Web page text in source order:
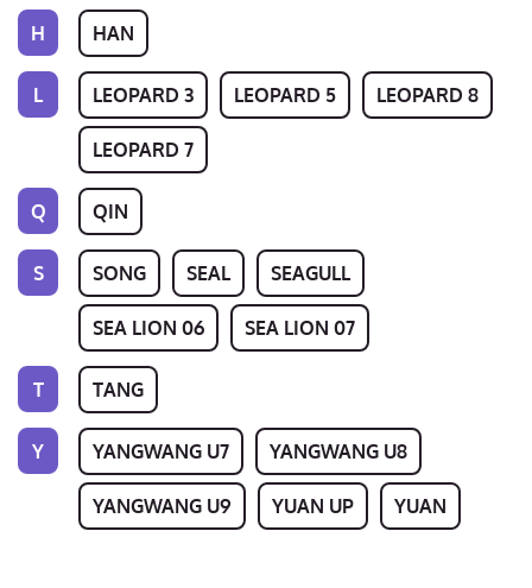
H HAN
L LEOPARD 3 LEOPARD 5 LEOPARD 8
LEOPARD 7
Q QIN
S SONG SEAL SEAGULL
SEA LION 06 SEA LION 07
T TANG
Y YANGWANG U7 YANGWANG U8
YANGWANG U9 YUAN UP YUAN